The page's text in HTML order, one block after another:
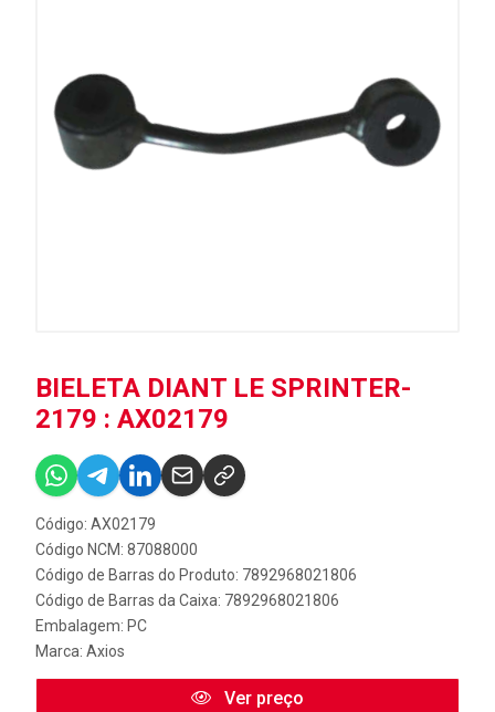
BIELETA DIANT LE SPRINTER-
2179 : AX02179
Código: AX02179
Código NCM: 87088000
Código de Barras do Produto: 7892968021806
Código de Barras da Caixa: 7892968021806
Embalagem: PC
Marca: Axios
Ver preço